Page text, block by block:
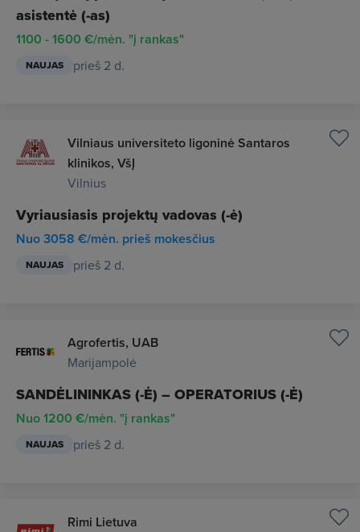
asistentė (-as)
1100 - 1600 €/mėn. "į rankas"
NAUJAS prieš 2 d.
Vilniaus universiteto ligoninė Santaros
klinikos, VšĮ
Vilnius
Vyriausiasis projektų vadovas (-ė)
Nuo 3058 €/mėn. prieš mokesčius
NAUJAS prieš 2 d.
Agrofertis, UAB
Marijampolė
SANDĖLININKAS (-Ė) – OPERATORIUS (-Ė)
Nuo 1200 €/mėn. "į rankas"
NAUJAS prieš 2 d.
Rimi Lietuva